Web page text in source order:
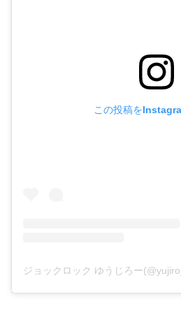
この投稿を